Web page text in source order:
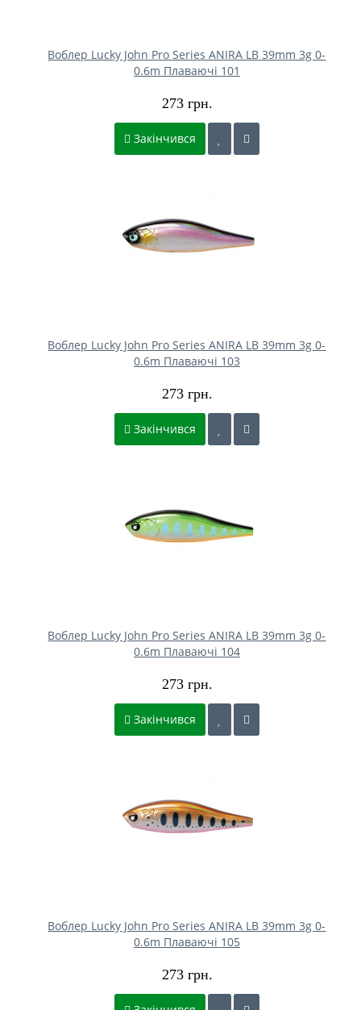
Воблер Lucky John Pro Series ANIRA LB 39mm 3g 0-
0.6m Плаваючі 101
273 грн.
Закінчився
Воблер Lucky John Pro Series ANIRA LB 39mm 3g 0-
0.6m Плаваючі 103
273 грн.
Закінчився
Воблер Lucky John Pro Series ANIRA LB 39mm 3g 0-
0.6m Плаваючі 104
273 грн.
Закінчився
Воблер Lucky John Pro Series ANIRA LB 39mm 3g 0-
0.6m Плаваючі 105
273 грн.